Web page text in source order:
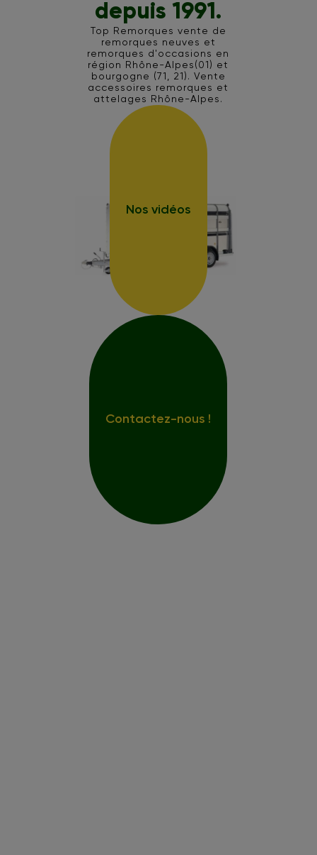
Top Remorques vente de
remorques neuves et
remorques d'occasions en
région Rhône-Alpes(01) et
bourgogne (71, 21). Vente
accessoires remorques et
attelages Rhône-Alpes.
depuis 1991.
Nos vidéos
Contactez-nous !